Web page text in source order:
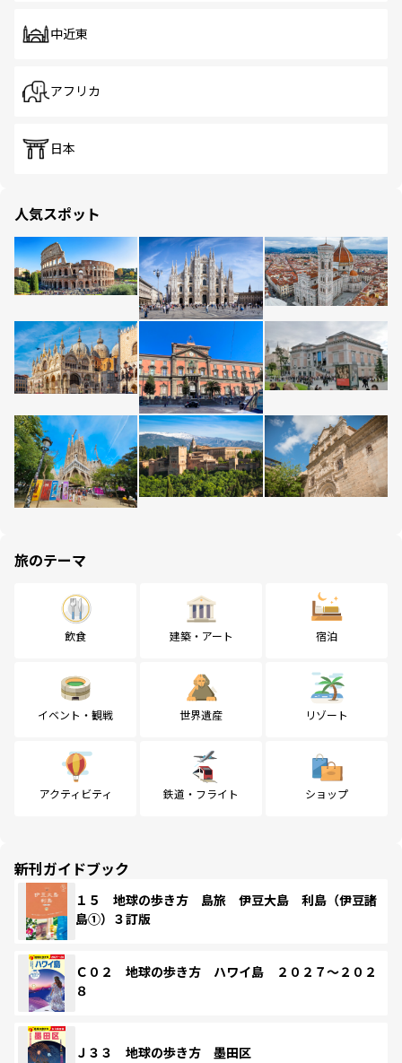
中近東
アフリカ
日本
人気スポット
旅のテーマ
飲食 建築・アート 宿泊
イベント・観戦 世界遺産 リゾート
アクティビティ 鉄道・フライト ショップ
新刊ガイドブック
１５ 地球の歩き方 島旅 伊豆大島 利島（伊豆諸
島①）３訂版
Ｃ０２ 地球の歩き方 ハワイ島 ２０２７～２０２
８
Ｊ３３ 地球の歩き方 墨田区